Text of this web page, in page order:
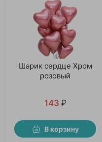
Шарик сердце Хром
розовый
143 ₽
В корзину